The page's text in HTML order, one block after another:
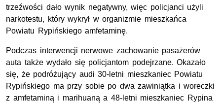
trzeźwości dało wynik negatywny, więc policjanci użyli
narkotestu, który wykrył w organizmie mieszkańca
Powiatu Rypińskiego amfetaminę.
Podczas interwencji nerwowe zachowanie pasażerów
auta także wydało się policjantom podejrzane. Okazało
się, że podróżujący audi 30-letni mieszkaniec Powiatu
Rypińskiego ma przy sobie po dwa zawiniątka i woreczki
z amfetaminą i marihuaną a 48-letni mieszkaniec Rypina